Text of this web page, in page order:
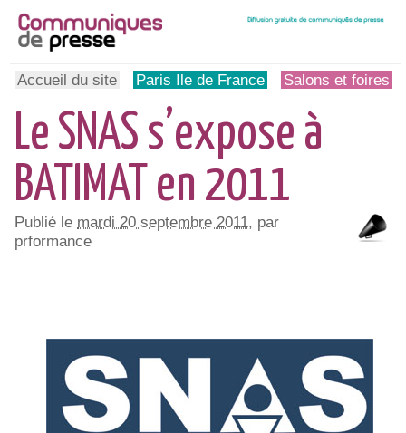
Accueil du site Paris Ile de France Salons et foires
Le SNAS s’expose à
BATIMAT en 2011
Publié le mardi 20 septembre 2011, par
prformance